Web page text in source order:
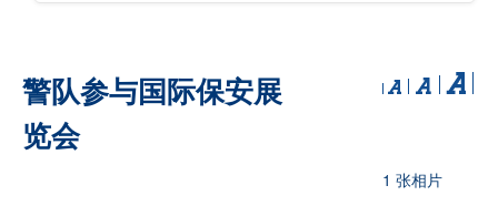
警队参与国际保安展
览会
1 张相片